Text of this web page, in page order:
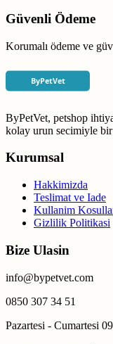
Güvenli Ödeme
Korumalı ödeme ve
ByPetVet, petshop
kolay urun secimiyle
Kurumsal
Hakkimizda
Teslimat ve Iade
Kullanim
Gizlilik Politikasi
Bize Ulasin
info@bypetvet.com
0850 307 34 51
Pazartesi - Cumartesi